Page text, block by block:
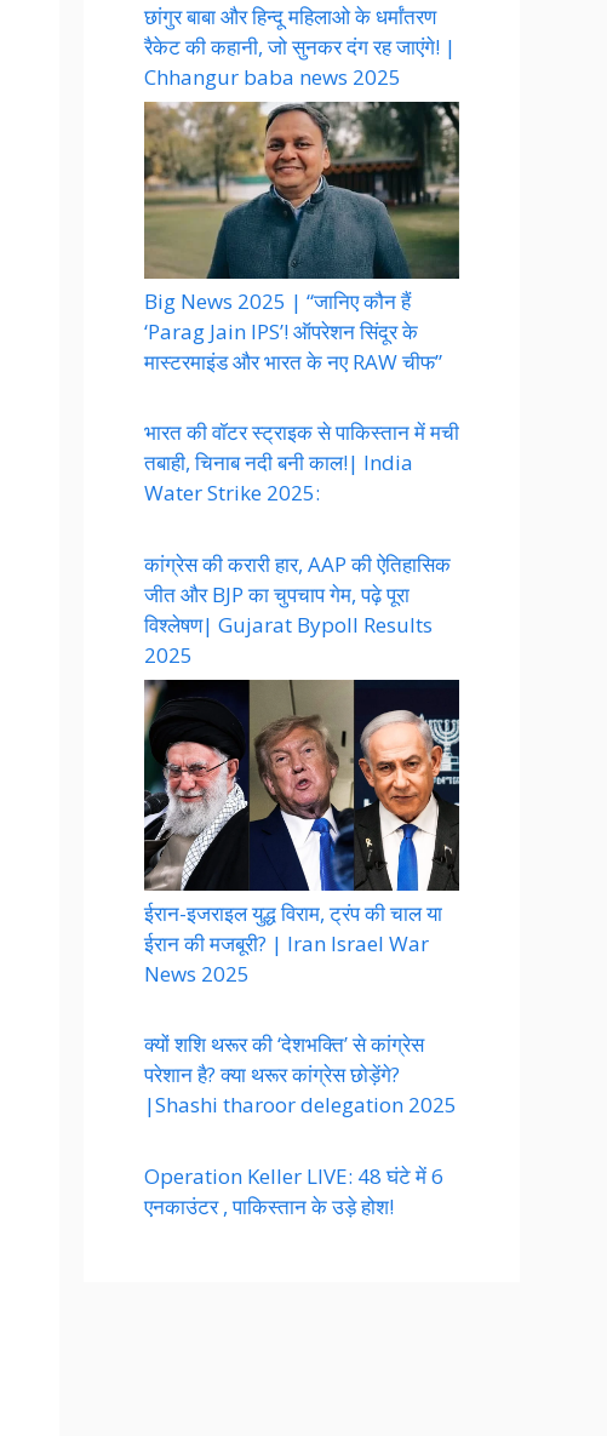
छांगुर बाबा और हिन्दू महिलाओ के धर्मांतरण
रैकेट की कहानी, जो सुनकर दंग रह जाएंगे! |
Chhangur baba news 2025
Big News 2025 | “जानिए कौन हैं
‘Parag Jain IPS’! ऑपरेशन सिंदूर के
मास्टरमाइंड और भारत के नए RAW चीफ”
भारत की वॉटर स्ट्राइक से पाकिस्तान में मची
तबाही, चिनाब नदी बनी काल!| India
Water Strike 2025:
कांग्रेस की करारी हार, AAP की ऐतिहासिक
जीत और BJP का चुपचाप गेम, पढ़े पूरा
विश्लेषण| Gujarat Bypoll Results
2025
ईरान-इजराइल युद्ध विराम, ट्रंप की चाल या
ईरान की मजबूरी? | Iran Israel War
News 2025
क्यों शशि थरूर की ‘देशभक्ति’ से कांग्रेस
परेशान है? क्या थरूर कांग्रेस छोड़ेंगे?
|Shashi tharoor delegation 2025
Operation Keller LIVE: 48 घंटे में 6
एनकाउंटर , पाकिस्तान के उड़े होश!